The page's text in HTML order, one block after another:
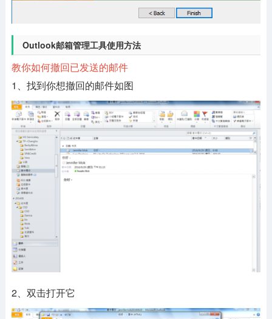
Outlook邮箱管理工具使用方法
教你如何撤回已发送的邮件
1、找到你想撤回的邮件如图
2、双击打开它